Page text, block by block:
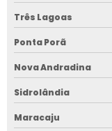
Três Lagoas
Ponta Porã
Nova Andradina
Sidrolândia
Maracaju